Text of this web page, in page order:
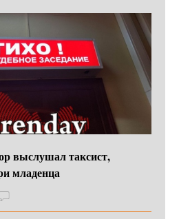
выслушал таксист,
младенца